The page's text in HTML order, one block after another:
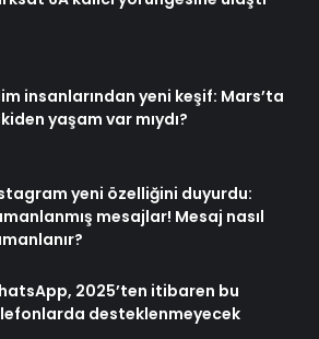
insanlarından yeni keşif: Mars’ta
yaşam var mıydı?
yeni özelliğini duyurdu:
mesajlar! Mesaj nasıl
2025’ten itibaren bu
desteklenmeyecek